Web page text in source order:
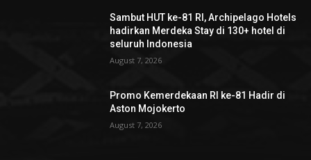
Sambut HUT ke-81 RI, Archipelago Hotels
hadirkan Merdeka Stay di 130+ hotel di
seluruh Indonesia
August 7, 2026
Promo Kemerdekaan RI ke-81 Hadir di
Aston Mojokerto
August 7, 2026